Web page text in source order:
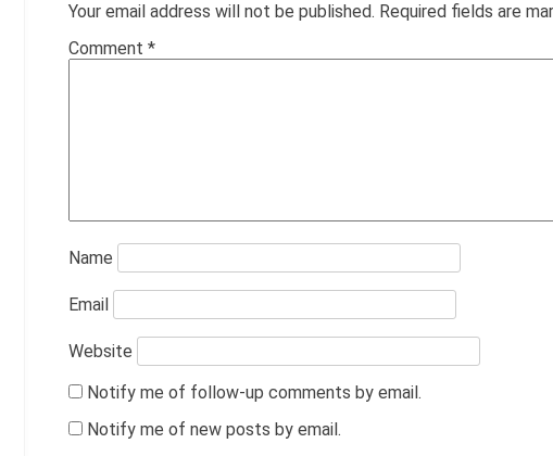
Your email address will not be published. Required fields are
Comment *
Name
Email
Website
Notify me of follow-up comments by email.
Notify me of new posts by email.